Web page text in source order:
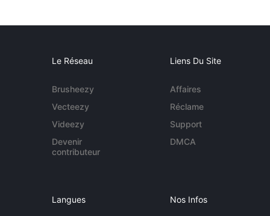
Le Réseau
Brusheezy
Vecteezy
Videezy
Devenir
contributeur
Liens Du Site
Affaires
Réclame
Support
DMCA
Langues Nos Infos